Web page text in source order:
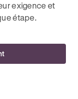
exigence et
étape.